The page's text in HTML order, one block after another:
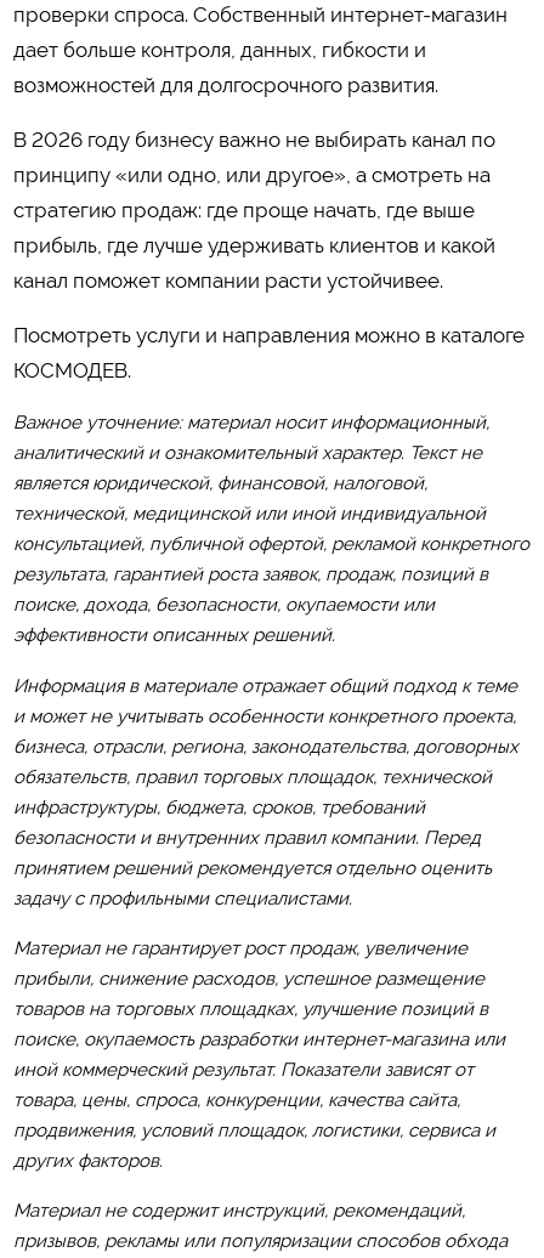
проверки спроса. Собственный интернет-магазин
дает больше контроля, данных, гибкости и
возможностей для долгосрочного развития.
В 2026 году бизнесу важно не выбирать канал по
принципу «или одно, или другое», а смотреть на
стратегию продаж: где проще начать, где выше
прибыль, где лучше удерживать клиентов и какой
канал поможет компании расти устойчивее.
Посмотреть услуги и направления можно в каталоге
КОСМОДЕВ.
Важное уточнение: материал носит информационный,
аналитический и ознакомительный характер. Текст не
является юридической, финансовой, налоговой,
технической, медицинской или иной индивидуальной
консультацией, публичной офертой, рекламой конкретного
результата, гарантией роста заявок, продаж, позиций в
поиске, дохода, безопасности, окупаемости или
эффективности описанных решений.
Информация в материале отражает общий подход к теме
и может не учитывать особенности конкретного проекта,
бизнеса, отрасли, региона, законодательства, договорных
обязательств, правил торговых площадок, технической
инфраструктуры, бюджета, сроков, требований
безопасности и внутренних правил компании. Перед
принятием решений рекомендуется отдельно оценить
задачу с профильными специалистами.
Материал не гарантирует рост продаж, увеличение
прибыли, снижение расходов, успешное размещение
товаров на торговых площадках, улучшение позиций в
поиске, окупаемость разработки интернет-магазина или
иной коммерческий результат. Показатели зависят от
товара, цены, спроса, конкуренции, качества сайта,
продвижения, условий площадок, логистики, сервиса и
других факторов.
Материал не содержит инструкций, рекомендаций,
призывов, рекламы или популяризации способов обхода